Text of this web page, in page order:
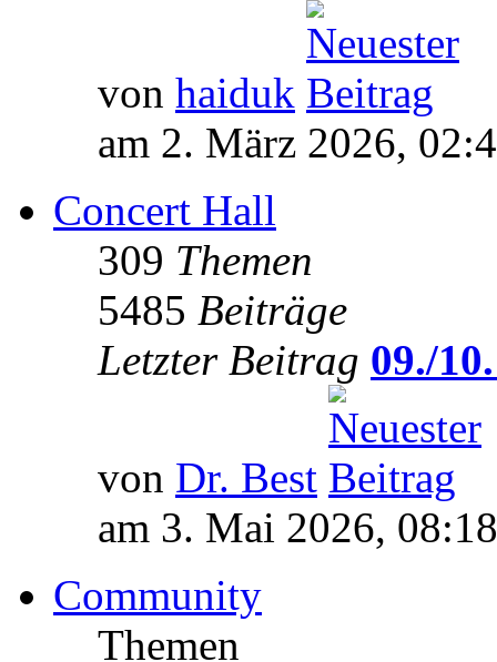
von haiduk
am 2. März 2026,
Concert Hall
309 Themen
5485 Beiträge
Letzter Beitrag 09./
von Dr. Best
am 3. Mai 2026, 08:18
Community
Themen